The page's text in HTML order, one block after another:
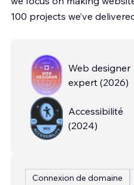
100 projects we’ve
Web designer
expert (2026)
Accessibilité
(2024)
Connexion de domaine